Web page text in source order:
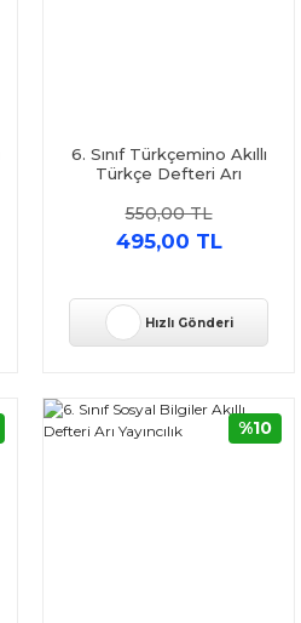
6. Sınıf Türkçemino Akıllı
Türkçe Defteri Arı
550,00 TL
495,00 TL
Hızlı Gönderi
%10